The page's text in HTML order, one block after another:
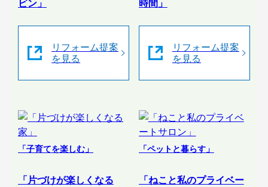
ビン」
リフォーム提案
を見る
時間」
リフォーム提案
を見る
「子育てを楽しむ」
「片づけが楽しくなる
「ペットと暮らす」
「ねこと私のプライベー